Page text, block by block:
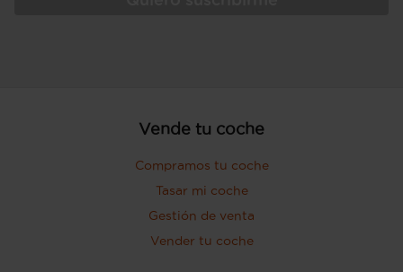
Vende tu coche
Compramos tu coche
Tasar mi coche
Gestión de venta
Vender tu coche